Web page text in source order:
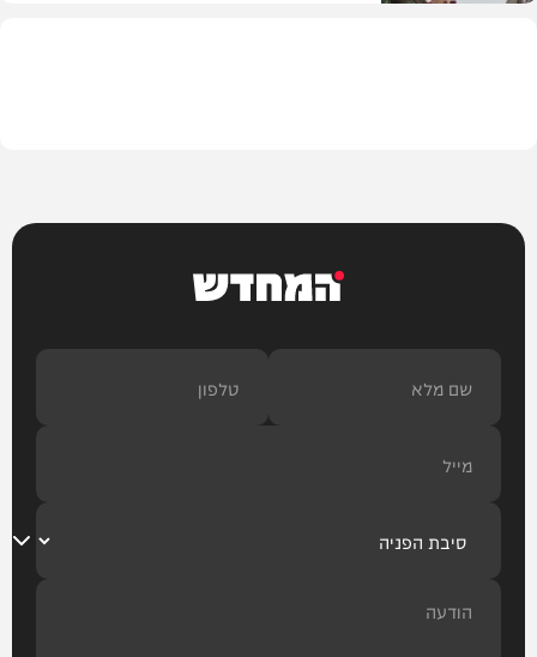
המחדש